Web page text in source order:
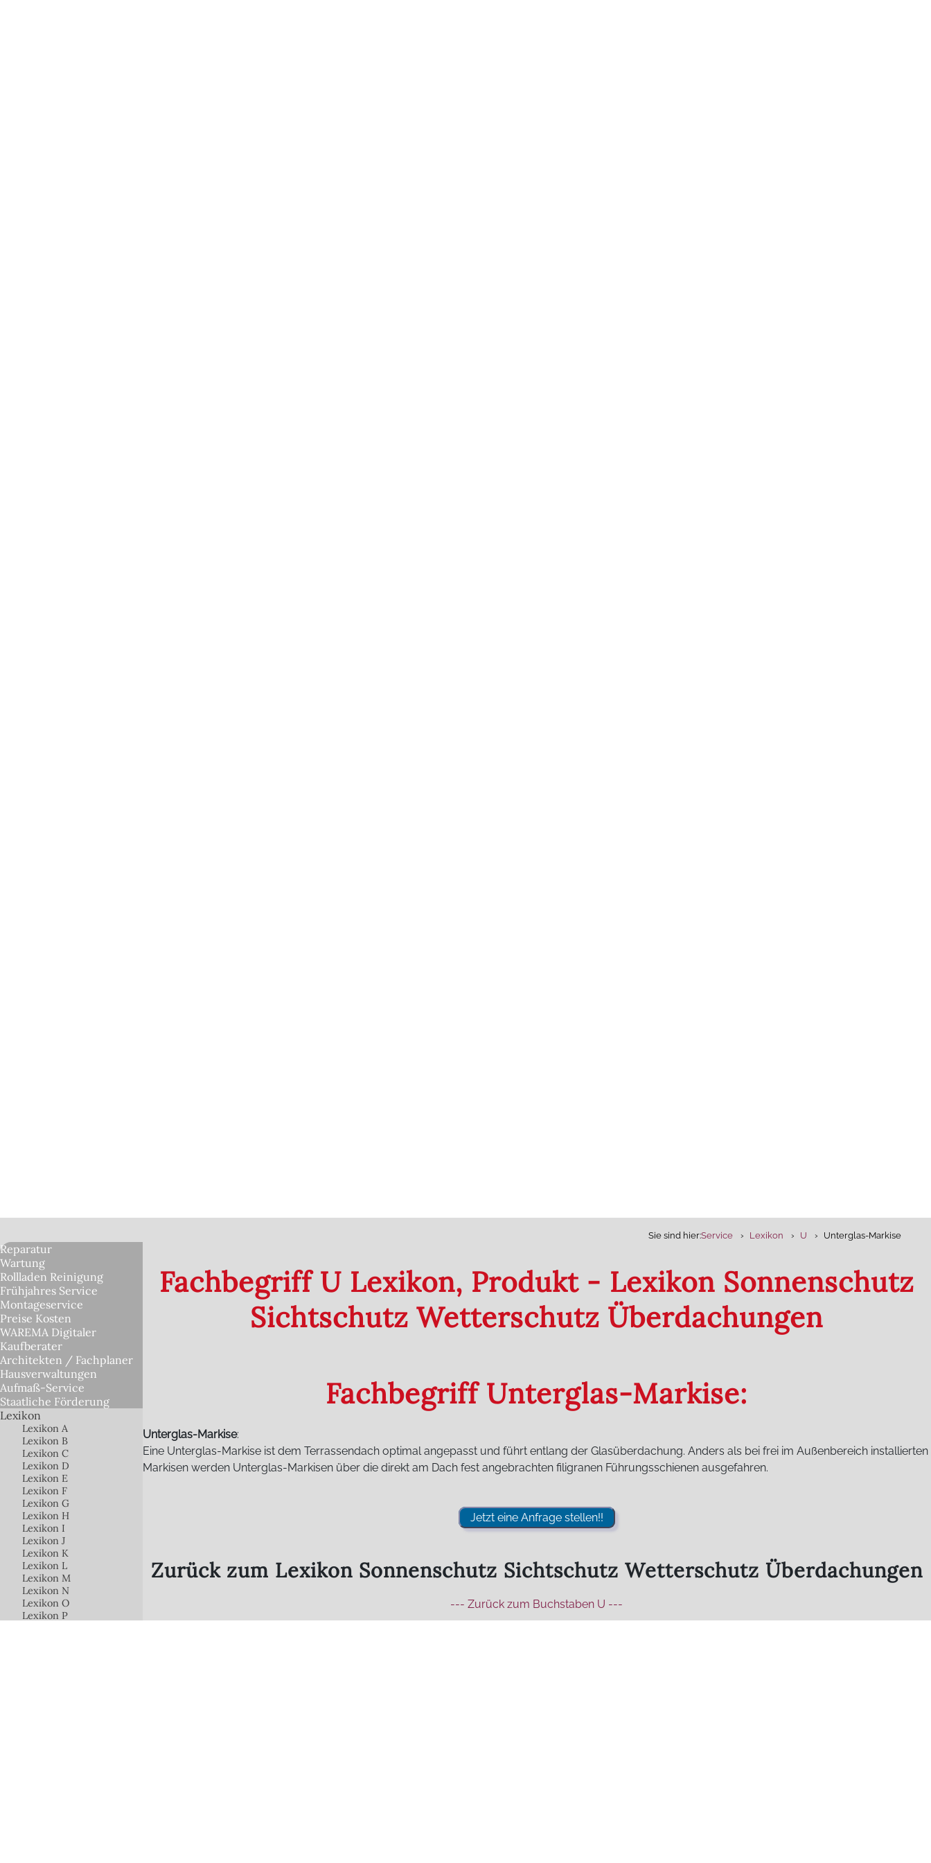
Sie sind hier:Service Lexikon U Unterglas-Markise
Reparatur
Wartung
Rollladen Reinigung
Frühjahres Service
Montageservice
Preise Kosten
WAREMA Digitaler
Kaufberater
Architekten / Fachplaner
Hausverwaltungen
Aufmaß-Service
Staatliche Förderung
Lexikon
Lexikon A
Lexikon B
Lexikon C
Lexikon D
Lexikon E
Lexikon F
Lexikon G
Lexikon H
Lexikon I
Lexikon J
Lexikon K
Lexikon L
Lexikon M
Lexikon N
Lexikon O
Lexikon P
Fachbegriff U Lexikon, Produkt - Lexikon Sonnenschutz
Sichtschutz Wetterschutz Überdachungen
Fachbegriff Unterglas-Markise:
Unterglas-Markise:
Eine Unterglas-Markise ist dem Terrassendach optimal angepasst und führt entlang der Glasüberdachung. Anders als bei frei im Außenbereich installierten
Markisen werden Unterglas-Markisen über die direkt am Dach fest angebrachten filigranen Führungsschienen ausgefahren.
Jetzt eine Anfrage stellen!!
Zurück zum Lexikon Sonnenschutz Sichtschutz Wetterschutz Überdachungen
--- Zurück zum Buchstaben U ---